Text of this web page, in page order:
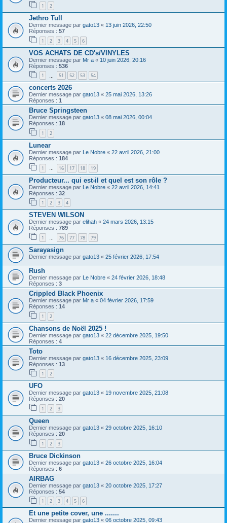
1 2
Jethro Tull
Dernier message par gato13 « 13 juin 2026, 22:50
Réponses : 57
1 2 3 4 5 6
VOS ACHATS DE CD's/VINYLES
Dernier message par Mr a « 10 juin 2026, 20:16
Réponses : 536
1 51 52 53 54
concerts 2026
Dernier message par gato13 « 25 mai 2026, 13:26
Réponses : 1
Bruce Springsteen
Dernier message par gato13 « 08 mai 2026, 00:04
Réponses : 18
1 2
Lunear
Dernier message par Le Nobre « 22 avril 2026, 21:00
Réponses : 184
1 … 16 17 18 19
Producteur... qui est-il et quel est son rôle ?
Dernier message par Le Nobre « 22 avril 2026, 14:41
Réponses : 32
1 2 3 4
STEVEN WILSON
Dernier message par elihah « 24 mars 2026, 13:15
Réponses : 789
1 … 76 77 78 79
Sarayasign
Dernier message par gato13 « 25 février 2026, 17:54
Rush
Dernier message par Le Nobre « 24 février 2026, 18:48
Réponses : 3
Crippled Black Phoenix
Dernier message par Mr a « 04 février 2026, 17:59
Réponses : 14
1 2
Chansons de Noël 2025 !
Dernier message par gato13 « 22 décembre 2025, 19:50
Réponses : 4
Toto
Dernier message par gato13 « 16 décembre 2025, 23:09
Réponses : 13
1 2
UFO
Dernier message par gato13 « 19 novembre 2025, 21:08
Réponses : 20
1 2 3
Queen
Dernier message par gato13 « 29 octobre 2025, 16:10
Réponses : 20
1 2 3
Bruce Dickinson
Dernier message par gato13 « 26 octobre 2025, 16:04
Réponses : 6
AIRBAG
Dernier message par gato13 « 20 octobre 2025, 17:27
Réponses : 54
1 2 3 4 5 6
Et une petite cover, une .......
Dernier message par gato13 « 06 octobre 2025, 09:43